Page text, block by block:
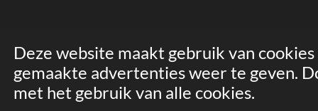
Deze website maakt gebruik van
gemaakte advertenties weer te geven.
met het gebruik van alle cookies.
© 2019-2026 Mars Seniorenclub - JB